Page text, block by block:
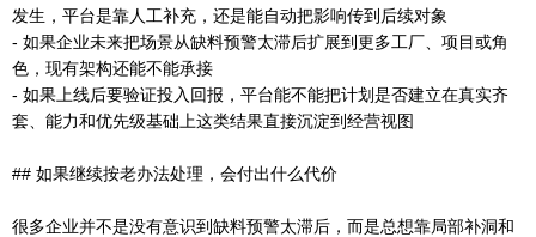
发生，平台是靠人工补充，还是能自动把影响传到后续对象
- 如果企业未来把场景从缺料预警太滞后扩展到更多工厂、项目或角
色，现有架构还能不能承接
- 如果上线后要验证投入回报，平台能不能把计划是否建立在真实齐
套、能力和优先级基础上这类结果直接沉淀到经营视图
## 如果继续按老办法处理，会付出什么代价
很多企业并不是没有意识到缺料预警太滞后，而是总想靠局部补洞和